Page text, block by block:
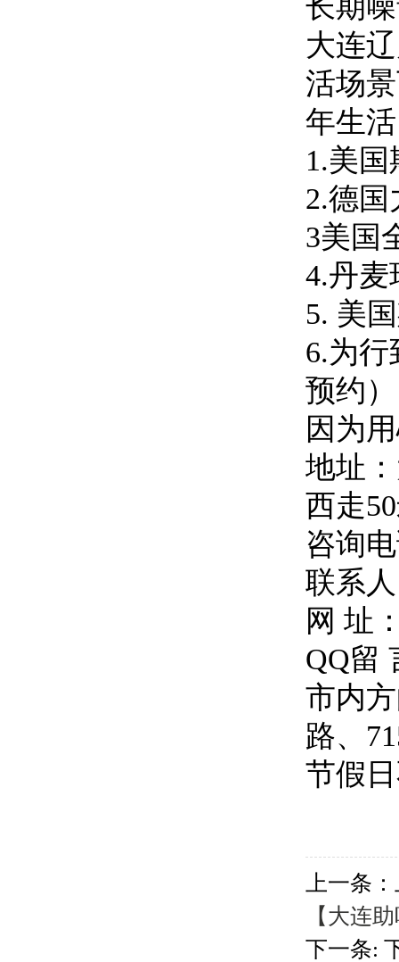
大连
活场
年生
1.美
2.德国
3美国
4.丹麦
5. 美
6.为
预约）
因为
地址
西走
咨询
联系
网 址
QQ留
市内
路、
节假
上一条
【大连
下一条: